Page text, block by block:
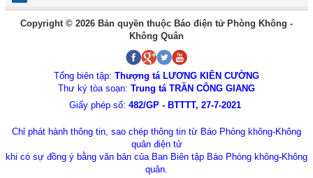
Copyright © 2026 Bản quyền thuộc Báo điện tử Phòng Không -
Không Quân
Tổng biên tập: Thượng tá LƯƠNG KIÊN CƯỜNG
Thư ký tòa soạn: Trung tá TRẦN CÔNG GIANG
Giấy phép số: 482/GP - BTTTT, 27-7-2021
Chỉ phát hành thông tin, sao chép thông tin từ Báo Phòng không-Không
quân điện tử
khi có sự đồng ý bằng văn bản của Ban Biên tập Báo Phòng không-Không
quân.